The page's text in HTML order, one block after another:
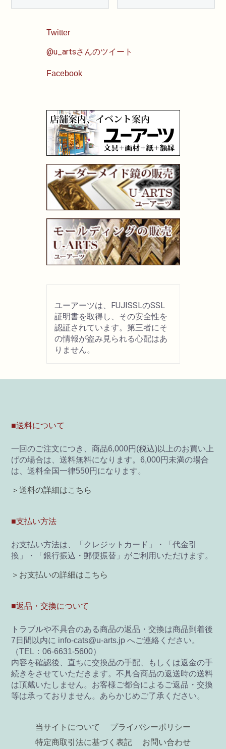
Twitter
@u_artsさんのツイート
Facebook
ユーアーツは、FUJISSLのSSL
証明書を取得し、その安全性を
認証されています。第三者にそ
の情報が盗み見られる心配はあ
りません。
■送料について
一回のご注文につき、商品6,000円(税込)以上のお買い上
げの場合は、送料無料になります。6,000円未満の場合
は、送料全国一律550円になります。
＞送料の詳細はこちら
■支払い方法
お支払い方法は、「クレジットカード」・「代金引
換」・「銀行振込・郵便振替」がご利用いただけます。
＞お支払いの詳細はこちら
■返品・交換について
トラブルや不具合のある商品の返品・交換は商品到着後
7日間以内に info-cats@u-arts.jp へご連絡ください。
（TEL：06-6631-5600）
内容を確認後、直ちに交換品の手配、もしくは返金の手
続きをさせていただきます。不具合商品の返送時の送料
は頂戴いたしません。お客様ご都合によるご返品・交換
等は承っておりません。あらかじめご了承ください。
当サイトについて
プライバシーポリシー
特定商取引法に基づく表記
お問い合わせ
地塗り材・メディウム
水彩色鉛筆
パステル
ペン・マーカー
インク
鉛筆・木炭
紙・スケッチブック
画材用具
製図用品
書籍